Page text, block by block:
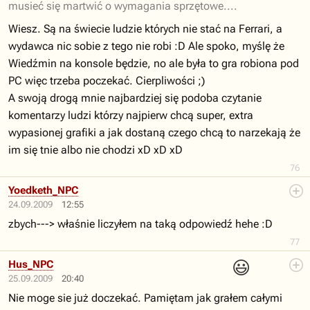
76
musieć się martwić o wymagania sprzętowe....
Wiesz. Są na świecie ludzie których nie stać na Ferrari, a
wydawca nic sobie z tego nie robi :D Ale spoko, myślę że
Wiedźmin na konsole będzie, no ale była to gra robiona pod
PC więc trzeba poczekać. Cierpliwości ;)
A swoją drogą mnie najbardziej się podoba czytanie
komentarzy ludzi którzy najpierw chcą super, extra
wypasionej grafiki a jak dostaną czego chcą to narzekają że
im się tnie albo nie chodzi xD xD xD
24.09.2009 12:55
77
Yoedketh_NPC
zbych---> właśnie liczyłem na taką odpowiedź hehe :D
25.09.2009 20:40
😃
Hus_NPC
Nie moge sie już doczekać. Pamiętam jak grałem całymi